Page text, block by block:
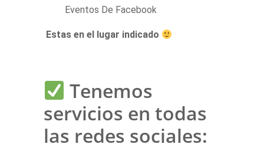
Eventos De Facebook
Estas en el lugar indicado
Tenemos
servicios en todas
las redes sociales: